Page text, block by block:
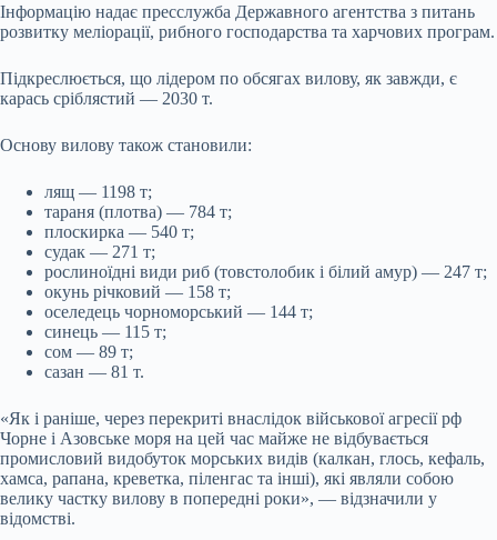
Інформацію надає пресслужба Державного агентства з питань
розвитку меліорації, рибного господарства та харчових програм.
Підкреслюється, що лідером по обсягах вилову, як завжди, є
карась сріблястий — 2030 т.
Основу вилову також становили:
лящ — 1198 т;
тараня (плотва) — 784 т;
плоскирка — 540 т;
судак — 271 т;
рослиноїдні види риб (товстолобик і білий амур) — 247 т;
окунь річковий — 158 т;
оселедець чорноморський — 144 т;
синець — 115 т;
сом — 89 т;
сазан — 81 т.
«Як і раніше, через перекриті внаслідок військової агресії рф
Чорне і Азовське моря на цей час майже не відбувається
промисловий видобуток морських видів (калкан, глось, кефаль,
хамса, рапана, креветка, піленгас та інші), які являли собою
велику частку вилову в попередні роки», — відзначили у
відомстві.